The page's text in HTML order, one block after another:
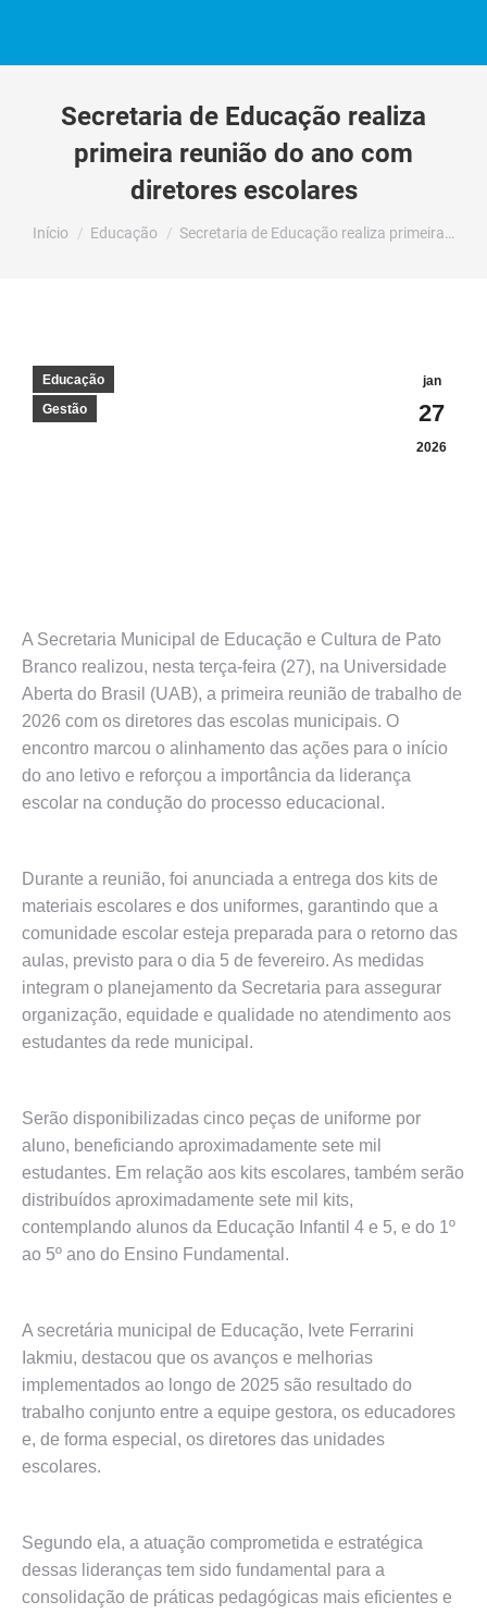
Secretaria de Educação realiza
primeira reunião do ano com
diretores escolares
Você está aqui:
Início Educação Secretaria de Educação realiza primeira…
jan
27
2026
Educação
Gestão
A Secretaria Municipal de Educação e Cultura de Pato
Branco realizou, nesta terça-feira (27), na Universidade
Aberta do Brasil (UAB), a primeira reunião de trabalho de
2026 com os diretores das escolas municipais. O
encontro marcou o alinhamento das ações para o início
do ano letivo e reforçou a importância da liderança
escolar na condução do processo educacional.
Durante a reunião, foi anunciada a entrega dos kits de
materiais escolares e dos uniformes, garantindo que a
comunidade escolar esteja preparada para o retorno das
aulas, previsto para o dia 5 de fevereiro. As medidas
integram o planejamento da Secretaria para assegurar
organização, equidade e qualidade no atendimento aos
estudantes da rede municipal.
Serão disponibilizadas cinco peças de uniforme por
aluno, beneficiando aproximadamente sete mil
estudantes. Em relação aos kits escolares, também serão
distribuídos aproximadamente sete mil kits,
contemplando alunos da Educação Infantil 4 e 5, e do 1º
ao 5º ano do Ensino Fundamental.
A secretária municipal de Educação, Ivete Ferrarini
Iakmiu, destacou que os avanços e melhorias
implementados ao longo de 2025 são resultado do
trabalho conjunto entre a equipe gestora, os educadores
e, de forma especial, os diretores das unidades
escolares.
Segundo ela, a atuação comprometida e estratégica
dessas lideranças tem sido fundamental para a
consolidação de práticas pedagógicas mais eficientes e